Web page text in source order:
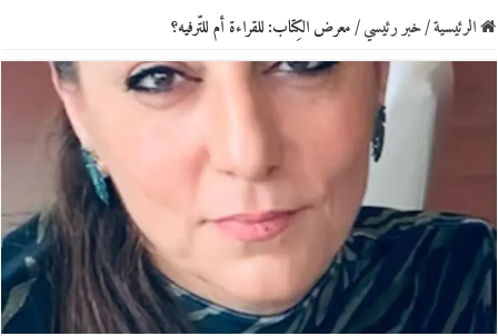
الرئيسية/خبر رئيسي/معرض الكِتاب: للقراءة أم للتّرفيه؟